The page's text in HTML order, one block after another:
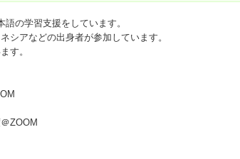
の学習支援をしています。
シアなどの出身者が参加しています。
す。
ZOOM